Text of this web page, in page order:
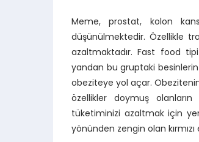
Meme, prostat, kolon
düşünülmektedir. Özellikle
azaltmaktadır. Fast food
yandan bu gruptaki
obeziteye yol açar.
özellikler doymuş
tüketiminizi azaltmak için
yönünden zengin olan